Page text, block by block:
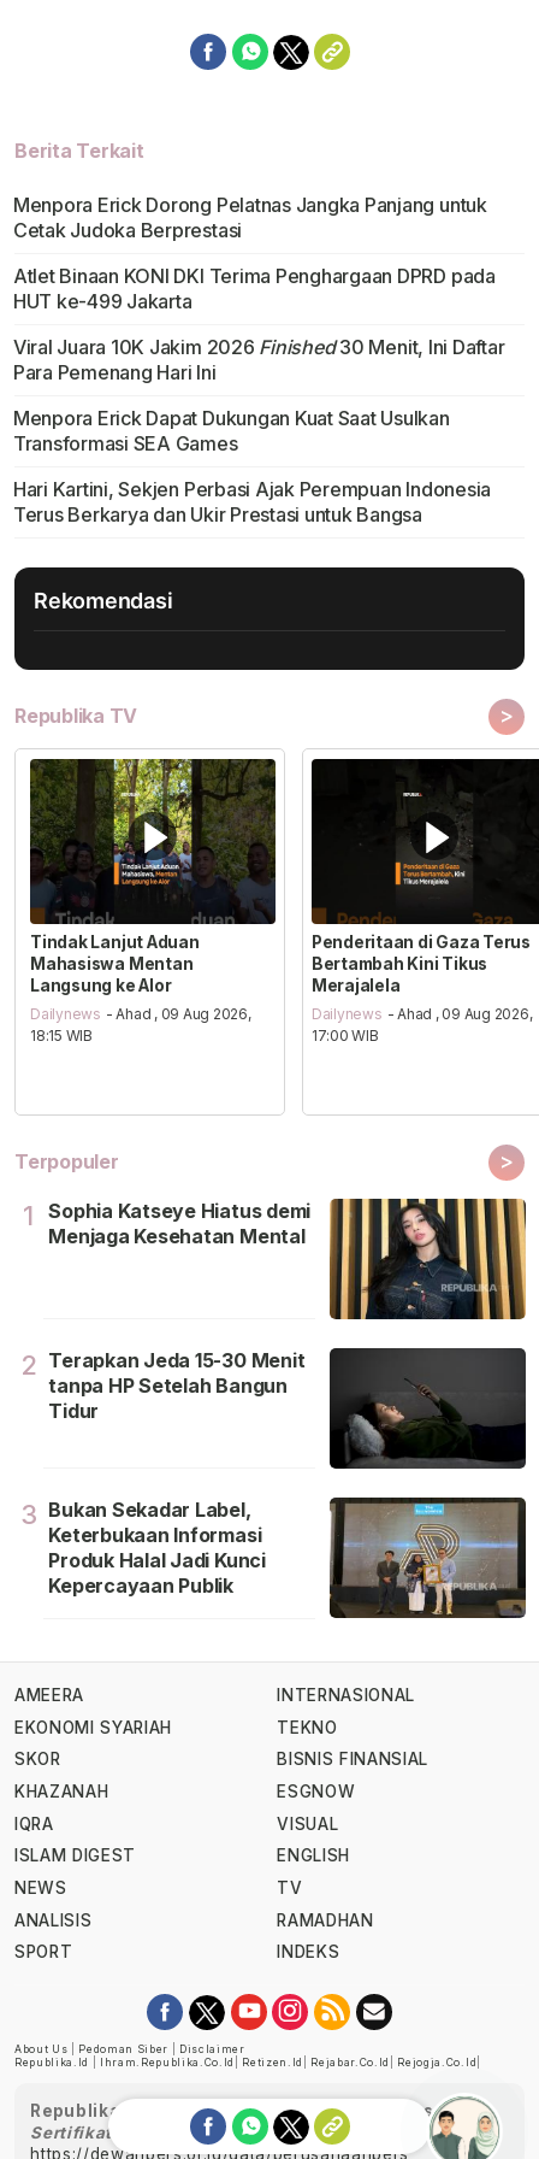
Berita Terkait
Menpora Erick Dorong Pelatnas Jangka Panjang untuk
Cetak Judoka Berprestasi
Atlet Binaan KONI DKI Terima Penghargaan DPRD pada
HUT ke-499 Jakarta
Viral Juara 10K Jakim 2026 Finished30 Menit, Ini Daftar
Para Pemenang Hari Ini
Menpora Erick Dapat Dukungan Kuat Saat Usulkan
Transformasi SEA Games
Hari Kartini, Sekjen Perbasi Ajak Perempuan Indonesia
Terus Berkarya dan Ukir Prestasi untuk Bangsa
Rekomendasi
Republika TV >
Tindak Lanjut Aduan
Mahasiswa Mentan
Langsung ke Alor
Dailynews - Ahad , 09 Aug 2026,
18:15 WIB
Penderitaan di Gaza Terus
Bertambah Kini Tikus
Merajalela
Dailynews - Ahad , 09 Aug 2026,
17:00 WIB
Terpopuler >
1
Sophia Katseye Hiatus demi
Menjaga Kesehatan Mental
2 Terapkan Jeda 15-30 Menit
tanpa HP Setelah Bangun
Tidur
3 Bukan Sekadar Label,
Keterbukaan Informasi
Produk Halal Jadi Kunci
Kepercayaan Publik
AMEERA
EKONOMI SYARIAH
SKOR
KHAZANAH
IQRA
ISLAM DIGEST
NEWS
ANALISIS
SPORT
INTERNASIONAL
TEKNO
BISNIS FINANSIAL
ESGNOW
VISUAL
ENGLISH
TV
RAMADHAN
INDEKS
About Us Pedoman Siber
Disclaimer
Republika.id
Ihram.republika.co.id Retizen.id Rejabar.co.id Rejogja.co.id
Republika telah diverifikasi oleh Dewan Pers
Sertifikat Nomor 1058/DP-Verifikasi/K/XII/2022
https://dewanpers.or.id/data/perusahaanpers